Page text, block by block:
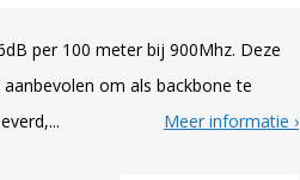
per 100 meter bij 900Mhz. Deze
om als backbone te
Meer informatie